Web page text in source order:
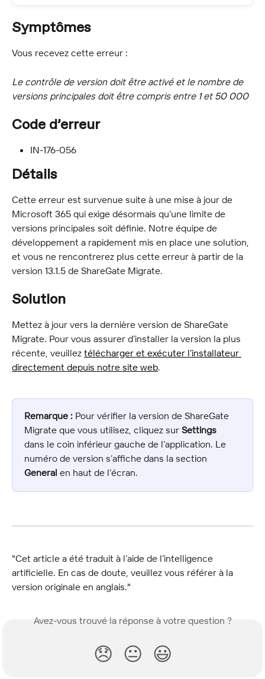
Symptômes
Vous recevez cette erreur :
Le contrôle de version doit être activé et le nombre de
versions principales doit être compris entre 1 et 50 000
Code d’erreur
IN-176-056
Détails
Cette erreur est survenue suite à une mise à jour de
Microsoft 365 qui exige désormais qu’une limite de
versions principales soit définie. Notre équipe de
développement a rapidement mis en place une solution,
et vous ne rencontrerez plus cette erreur à partir de la
version 13.1.5 de ShareGate Migrate.
Solution
Mettez à jour vers la dernière version de ShareGate
Migrate. Pour vous assurer d’installer la version la plus
récente, veuillez télécharger et exécuter l’installateur
directement depuis notre site web.
Remarque : Pour vérifier la version de ShareGate
Migrate que vous utilisez, cliquez sur Settings
dans le coin inférieur gauche de l’application. Le
numéro de version s’affiche dans la section
General en haut de l’écran.
"Cet article a été traduit à l’aide de l’intelligence
artificielle. En cas de doute, veuillez vous référer à la
version originale en anglais."
Avez-vous trouvé la réponse à votre question ?
😞 😐 😃